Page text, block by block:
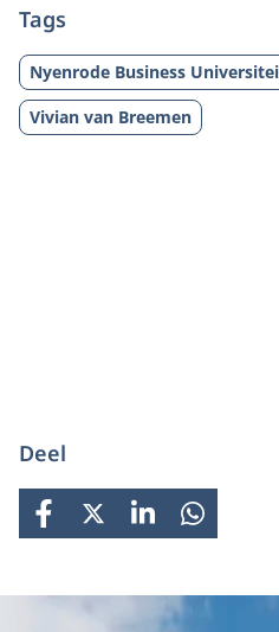
Tags
Nyenrode Business
Vivian van Breemen
Deel
FACEBOOK
X LINKEDIN